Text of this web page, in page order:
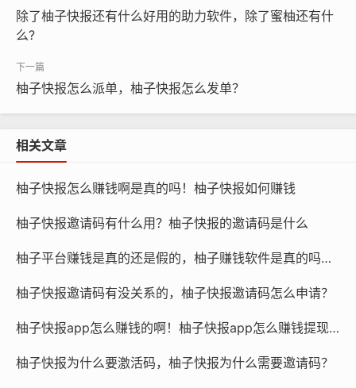
除了柚子快报还有什么好用的助力软件，除了蜜柚还有什
么?
柚子快报怎么派单，柚子快报怎么发单？
相关文章
柚子快报怎么赚钱啊是真的吗！柚子快报如何赚钱
柚子快报邀请码有什么用？柚子快报的邀请码是什么
柚子平台赚钱是真的还是假的，柚子赚钱软件是真的吗还是假的？
柚子快报邀请码有没关系的，柚子快报邀请码怎么申请？
柚子快报app怎么赚钱的啊！柚子快报app怎么赚钱提现到微信
柚子快报为什么要激活码，柚子快报为什么需要邀请码？